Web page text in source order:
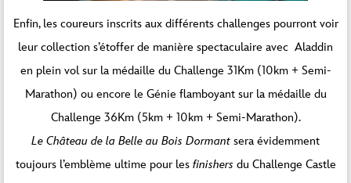
Enfin, les coureurs inscrits aux différents challenges pourront voir
leur collection s’étoffer de manière spectaculaire avec Aladdin
en plein vol sur la médaille du Challenge 31Km (10km + Semi-
Marathon) ou encore le Génie flamboyant sur la médaille du
Challenge 36Km (5km + 10km + Semi-Marathon).
Le Château de la Belle au Bois Dormant sera évidemment
toujours l’emblème ultime pour les finishers du Challenge Castle